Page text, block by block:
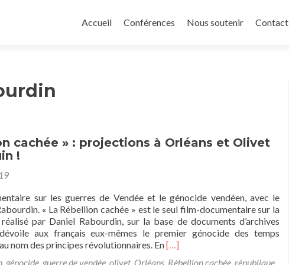
au
Accueil Conférences Nous soutenir Contact
cachée » : projections à Orléans et Olivet
!
sur les guerres de Vendée et le génocide vendéen, avec le
« La Rébellion cachée » est le seul film-documentaire sur la
par Daniel Rabourdin, sur la base de documents d’archives
aux français eux-mêmes le premier génocide des temps
nom des principes révolutionnaires. EnEn
[…]
, génocide, guerre de vendée,olivet, Orléans, Rébellion cachée,république,